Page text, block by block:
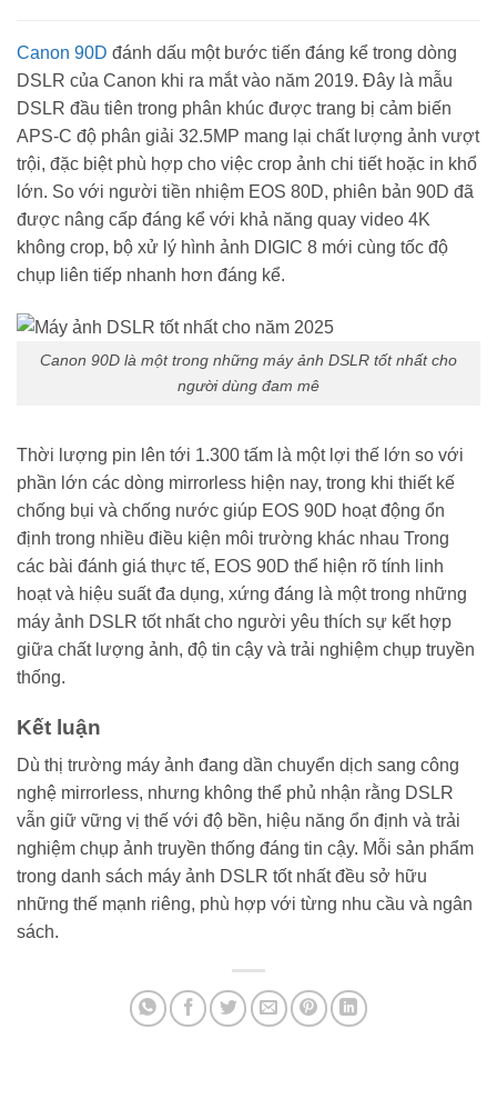
Canon 90D đánh dấu một bước tiến đáng kể trong dòng
DSLR của Canon khi ra mắt vào năm 2019. Đây là mẫu
DSLR đầu tiên trong phân khúc được trang bị cảm biến
APS-C độ phân giải 32.5MP mang lại chất lượng ảnh vượt
trội, đặc biệt phù hợp cho việc crop ảnh chi tiết hoặc in khổ
lớn. So với người tiền nhiệm EOS 80D, phiên bản 90D đã
được nâng cấp đáng kể với khả năng quay video 4K
không crop, bộ xử lý hình ảnh DIGIC 8 mới cùng tốc độ
chụp liên tiếp nhanh hơn đáng kể.
Canon 90D là một trong những máy ảnh DSLR tốt nhất cho
người dùng đam mê
Thời lượng pin lên tới 1.300 tấm là một lợi thế lớn so với
phần lớn các dòng mirrorless hiện nay, trong khi thiết kế
chống bụi và chống nước giúp EOS 90D hoạt động ổn
định trong nhiều điều kiện môi trường khác nhau Trong
các bài đánh giá thực tế, EOS 90D thể hiện rõ tính linh
hoạt và hiệu suất đa dụng, xứng đáng là một trong những
máy ảnh DSLR tốt nhất cho người yêu thích sự kết hợp
giữa chất lượng ảnh, độ tin cậy và trải nghiệm chụp truyền
thống.
Kết luận
Dù thị trường máy ảnh đang dần chuyển dịch sang công
nghệ mirrorless, nhưng không thể phủ nhận rằng DSLR
vẫn giữ vững vị thế với độ bền, hiệu năng ổn định và trải
nghiệm chụp ảnh truyền thống đáng tin cậy. Mỗi sản phẩm
trong danh sách máy ảnh DSLR tốt nhất đều sở hữu
những thế mạnh riêng, phù hợp với từng nhu cầu và ngân
sách.